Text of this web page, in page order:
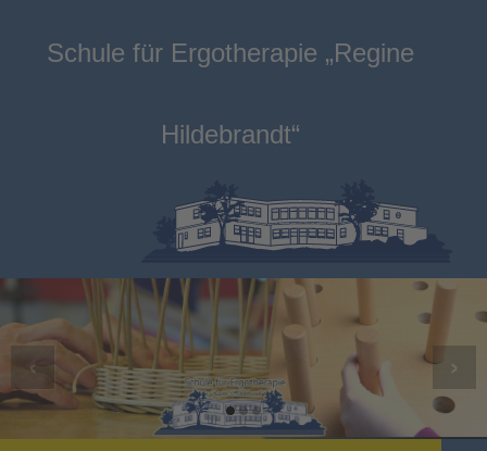
Schule für Ergotherapie „Regine
Hildebrandt“
›
‹